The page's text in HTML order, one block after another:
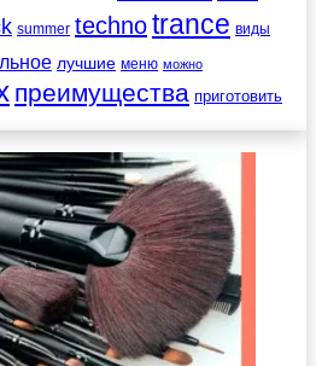
summer technotrance виды
лучшие меню можно
преимущества приготовить